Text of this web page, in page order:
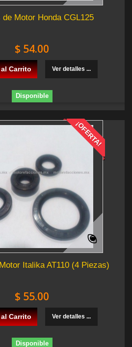
de Motor Honda CGL125
$ 54.00
Carrito Ver detalles ...
Disponible
¡OFERTA!
Italika AT110 (4 Piezas)
$ 55.00
Carrito Ver detalles ...
Disponible